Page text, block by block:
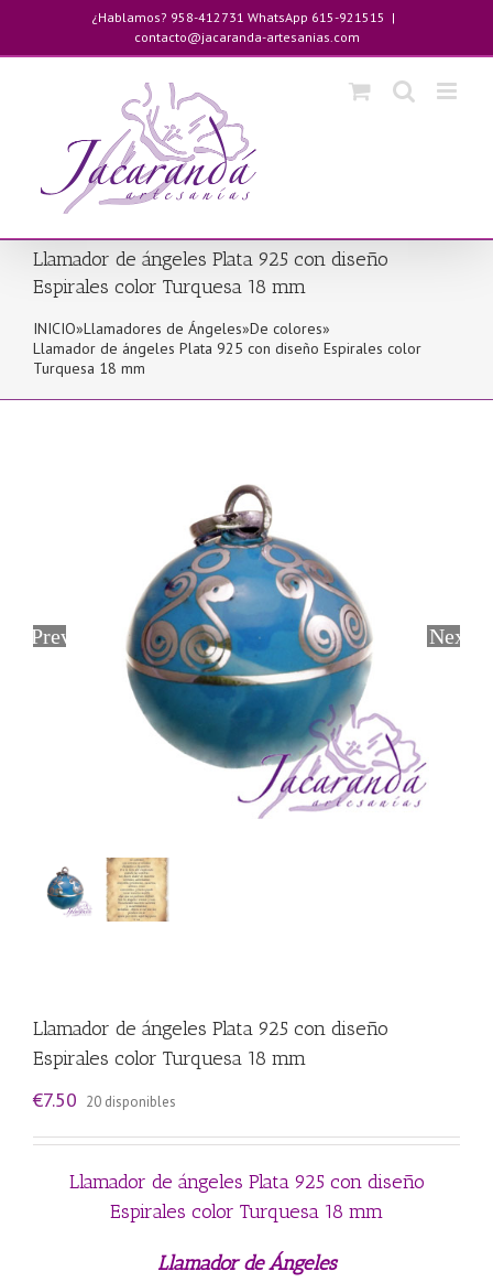
contenido
¿Hablamos? 958-412731 WhatsApp 615-921515 |
contacto@jacaranda-artesanias.com
Llamador de ángeles Plata 925 con diseño
Espirales color Turquesa 18 mm
INICIO»Llamadores de Ángeles»De colores»
Llamador de ángeles Plata 925 con diseño Espirales color
Turquesa 18 mm
Previous Next
Llamador de ángeles Plata 925 con diseño
Espirales color Turquesa 18 mm
€7.50 20 disponibles
Llamador de ángeles Plata 925 con diseño
Espirales color Turquesa 18 mm
Llamador de Ángeles